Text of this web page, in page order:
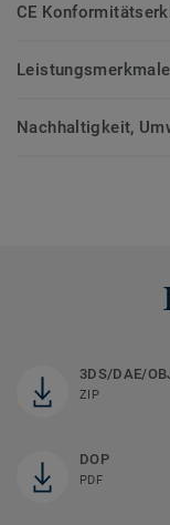
CE
Leistungsmerkmale
Nachhaltigkeit,
3DS/DAE/
ZIP
DOP
PDF